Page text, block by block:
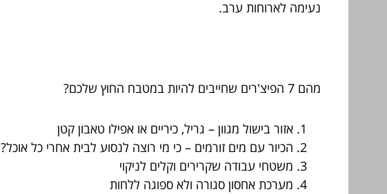
נעימה לארוחות ערב.
מהם 7 הפיצ'רים שחייבים להיות במטבח החוץ שלכם?
אזור בישול מגוון – גריל, כיריים או אפילו טאבון קטן
הכיור עם מים זורמים – כי מי רוצה לנסוע לבית אחרי כל אוכל?
משטחי עבודה שקרירים וקלים לניקוי
מערכת אחסון סגורה ולא ספוגה ללחות